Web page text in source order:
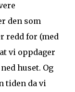
den som
redd for (med
vi oppdager
huset. Og
tiden da vi